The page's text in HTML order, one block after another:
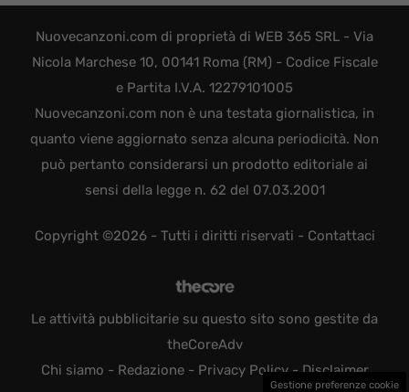
Nuovecanzoni.com di proprietà di WEB 365 SRL - Via
Nicola Marchese 10, 00141 Roma (RM) - Codice Fiscale
e Partita I.V.A. 12279101005
Nuovecanzoni.com non è una testata giornalistica, in
quanto viene aggiornato senza alcuna periodicità. Non
può pertanto considerarsi un prodotto editoriale ai
sensi della legge n. 62 del 07.03.2001
Copyright ©2026 - Tutti i diritti riservati - Contattaci
Le attività pubblicitarie su questo sito sono gestite da
theCoreAdv
Chi siamo - Redazione- Privacy Policy- Disclaimer
Gestione preferenze cookie